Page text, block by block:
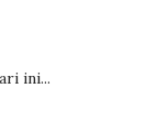
ini...